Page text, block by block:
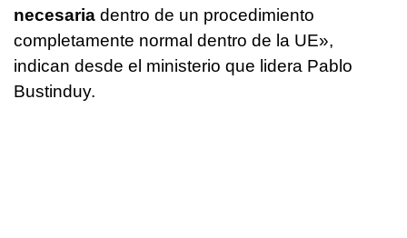
necesaria dentro de un procedimiento
completamente normal dentro de la UE»,
indican desde el ministerio que lidera Pablo
Bustinduy.